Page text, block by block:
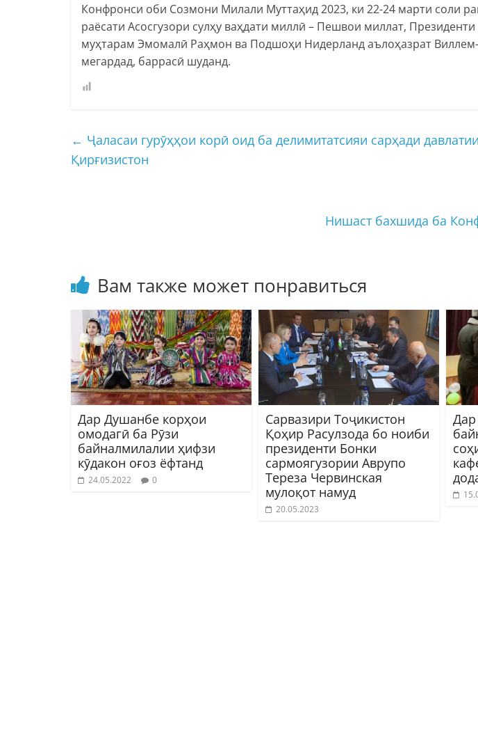
Конфронси оби Созмони Милали Муттаҳид 2023, ки 22-24 марти соли
раёсати Асосгузори сулҳу ваҳдати миллӣ – Пешвои миллат,
муҳтарам Эмомалӣ Раҳмон ва Подшоҳи Нидерланд аълоҳазрат Виллем-
мегардад, баррасӣ шуданд.
← Ҷаласаи гурӯҳҳои корӣ оид ба делимитатсияи сарҳади
Қирғизистон
Нишаст бахшида ба
Вам также может понравиться
Дар Душанбе корҳои
омодагӣ ба Рӯзи
байналмилалии ҳифзи
кӯдакон оғоз ёфтанд
24.05.2022 0
Сарвазири Тоҷикистон
Қоҳир Расулзода бо ноиби
президенти Бонки
сармоягузории Аврупо
Тереза Червинская
мулоқот намуд
20.05.2023